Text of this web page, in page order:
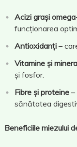
Acizi grași
funcționarea
Antioxidanți–
Vitamine și
și fosfor.
Fibre și proteine–
sănătatea
Beneficiile miezului